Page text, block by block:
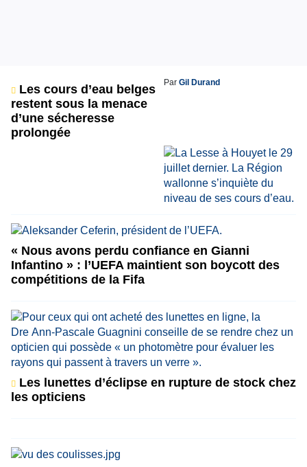
Les cours d’eau belges
restent sous la menace
d’une sécheresse
prolongée
Par Gil Durand
« Nous avons perdu confiance en Gianni
Infantino » : l’UEFA maintient son boycott des
compétitions de la Fifa
Les lunettes d’éclipse en rupture de stock chez
les opticiens